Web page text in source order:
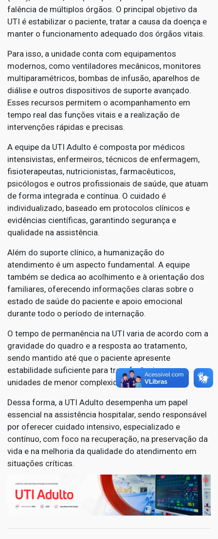
falência de múltiplos órgãos. O principal objetivo da
UTI é estabilizar o paciente, tratar a causa da doença e
manter o funcionamento adequado dos órgãos vitais.
Para isso, a unidade conta com equipamentos
modernos, como ventiladores mecânicos, monitores
multiparamétricos, bombas de infusão, aparelhos de
diálise e outros dispositivos de suporte avançado.
Esses recursos permitem o acompanhamento em
tempo real das funções vitais e a realização de
intervenções rápidas e precisas.
A equipe da UTI Adulto é composta por médicos
intensivistas, enfermeiros, técnicos de enfermagem,
fisioterapeutas, nutricionistas, farmacêuticos,
psicólogos e outros profissionais de saúde, que atuam
de forma integrada e contínua. O cuidado é
individualizado, baseado em protocolos clínicos e
evidências científicas, garantindo segurança e
qualidade na assistência.
Além do suporte clínico, a humanização do
atendimento é um aspecto fundamental. A equipe
também se dedica ao acolhimento e à orientação dos
familiares, oferecendo informações claras sobre o
estado de saúde do paciente e apoio emocional
durante todo o período de internação.
O tempo de permanência na UTI varia de acordo com a
gravidade do quadro e a resposta ao tratamento,
sendo mantido até que o paciente apresente
estabilidade suficiente para transferência para
unidades de menor complexidade.
Dessa forma, a UTI Adulto desempenha um papel
essencial na assistência hospitalar, sendo responsável
por oferecer cuidado intensivo, especializado e
contínuo, com foco na recuperação, na preservação da
vida e na melhoria da qualidade do atendimento em
situações críticas.